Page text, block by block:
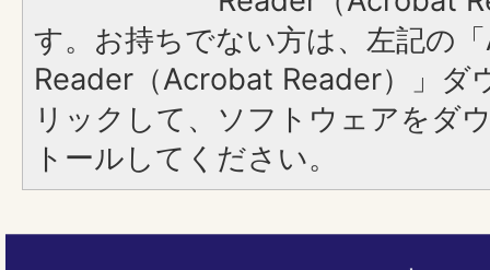
す。お持ちでない方は、左記の
Reader（Acrobat Reader）」ダ
リックして、ソフトウェアをダ
トールしてください。